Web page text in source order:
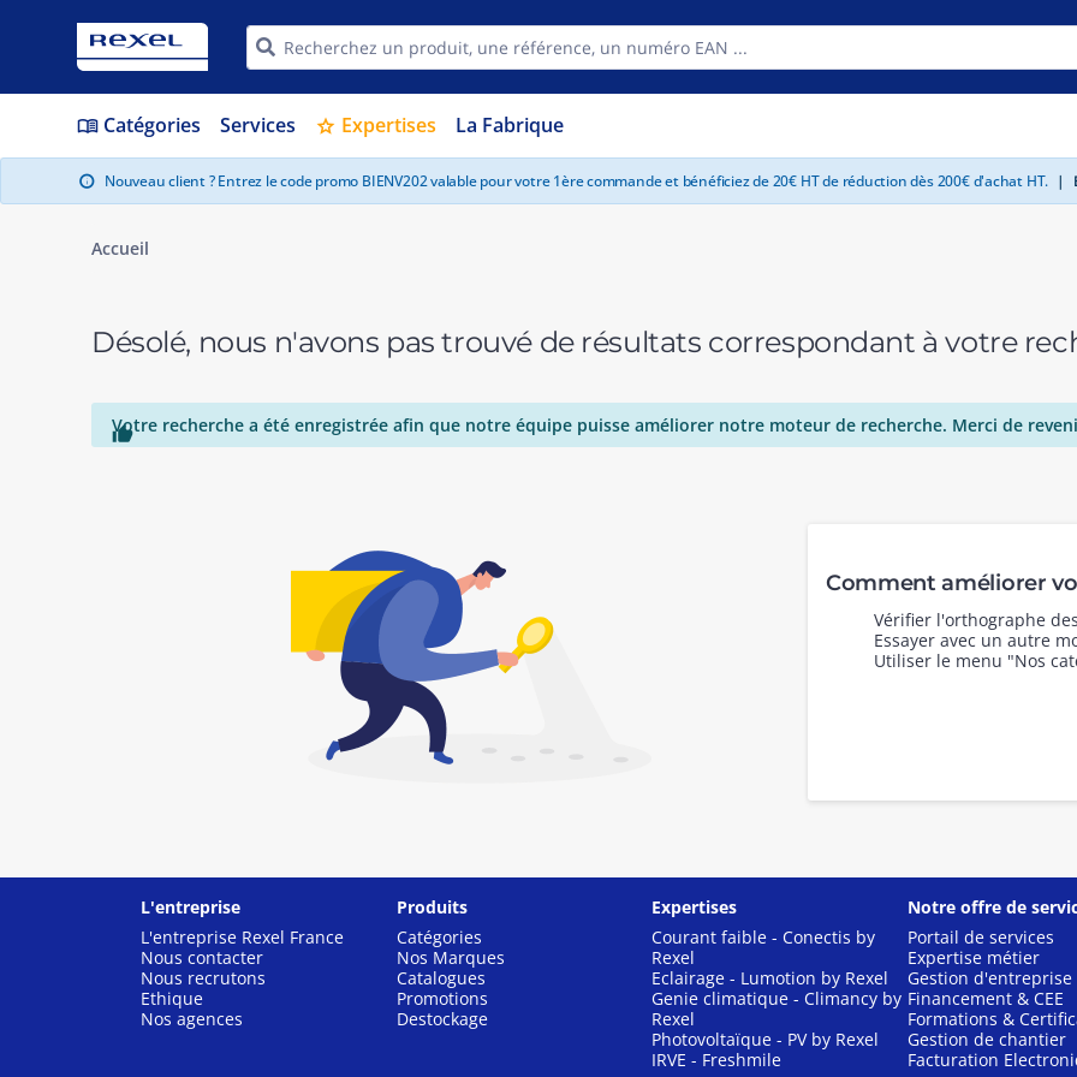
menu_book Catégories Services star Expertises La Fabrique
info Nouveau client ? Entrez le code promo BIENV202 valable pour votre 1ère commande et bénéficiez de 20€ HT de réduction dès 200€ d'achat HT. |
Accueil
Désolé, nous n'avons pas trouvé de résultats correspondant à votre

Votre recherche a été enregistrée afin que notre équipe puisse améliorer notre moteur de recherche. Merci de
Comment améliorer
Vérifier l'orthographe
Essayer avec un autre
Utiliser le menu "Nos
L'entreprise
L'entreprise Rexel France
Nous contacter
Nous recrutons
Ethique
Nos agences
Produits
Catégories
Nos Marques
Catalogues
Promotions
Destockage
Expertises
Courant faible - Conectis by
Rexel
Eclairage - Lumotion by Rexel
Genie climatique - Climancy by
Rexel
Photovoltaïque - PV by Rexel
IRVE - Freshmile
Notre offre de
Portail de services
Expertise métier
Gestion d'entreprise
Financement & CEE
Formations &
Gestion de chantier
Facturation